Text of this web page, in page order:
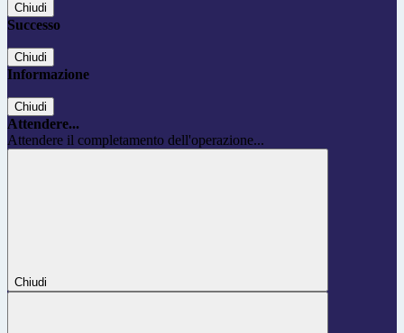
Chiudi
Successo
Chiudi
Informazione
Chiudi
Attendere...
Attendere il completamento dell'operazione...
Chiudi